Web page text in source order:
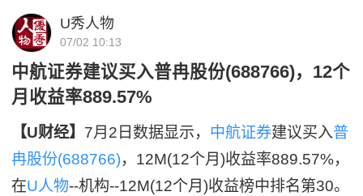
U秀人物
07/02 10:13
中航证券建议买入普冉股份(688766)，12个
月收益率889.57%
【U财经】 7月2日数据显示， 中航证券建议买入普
冉股份(688766)，12M(12个月)收益率889.57%，
在U人物--机构--12M(12个月)收益榜中排名第30。